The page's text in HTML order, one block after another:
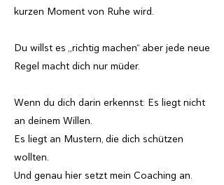
kurzen Moment von Ruhe wird.
Du willst es „richtig machen“ aber jede neue
Regel macht dich nur müder.
Wenn du dich darin erkennst: Es liegt nicht
an deinem Willen.
Es liegt an Mustern, die dich schützen
wollten.
Und genau hier setzt mein Coaching an.